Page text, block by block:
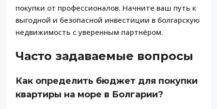
покупки от профессионалов. Начните ваш путь к
выгодной и безопасной инвестиции в болгарскую
недвижимость с уверенным партнёром.
Часто задаваемые вопросы
Как определить бюджет для покупки
квартиры на море в Болгарии?